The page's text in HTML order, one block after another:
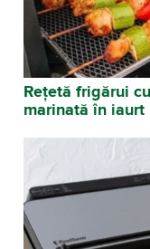
Rețetă frigărui
marinată în